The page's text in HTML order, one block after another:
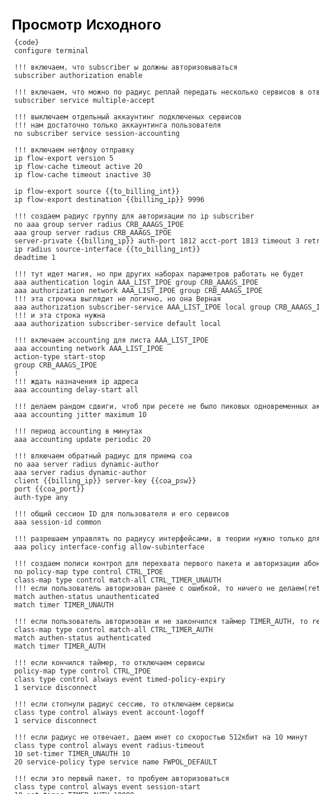
Просмотр Исходного
{code}
configure terminal
!!! включаем, что subscriber ы должны авторизовываться
subscriber authorization enable
!!! включаем, что можно по радиус реплай передать несколько сервисов в
subscriber service multiple-accept
!!! выключаем отдельный аккаунтинг подключеных сервисов
!!! нам достаточно только аккаунтинга пользователя
no subscriber service session-accounting
!!! включаем нетфлоу отправку
ip flow-export version 5
ip flow-cache timeout active 20
ip flow-cache timeout inactive 30
ip flow-export source {{to_billing_int}}
ip flow-export destination {{billing_ip}} 9996
!!! создаем радиус группу для авторизации по ip subscriber
no aaa group server radius CRB_AAAGS_IPOE
aaa group server radius CRB_AAAGS_IPOE
server-private {{billing_ip}} auth-port 1812 acct-port 1813 timeout 3
ip radius source-interface {{to_billing_int}}
deadtime 1
!!! тут идет магия, но при других наборах параметров работать не будет
aaa authentication login AAA_LIST_IPOE group CRB_AAAGS_IPOE
aaa authorization network AAA_LIST_IPOE group CRB_AAAGS_IPOE
!!! эта строчка выглядит не логично, но она Верная
aaa authorization subscriber-service AAA_LIST_IPOE local group
!!! и эта строка нужна
aaa authorization subscriber-service default local
!!! включаем accounting для листа AAA_LIST_IPOE
aaa accounting network AAA_LIST_IPOE
action-type start-stop
group CRB_AAAGS_IPOE
!
!!! ждать назначения ip адреса
aaa accounting delay-start all
!!! делаем рандом сдвиги, чтоб при ресете не было пиковых одновременных
aaa accounting jitter maximum 10
!!! период accounting в минутах
aaa accounting update periodic 20
!!! влкючаем обратный радиус для приема coa
no aaa server radius dynamic-author
aaa server radius dynamic-author
client {{billing_ip}} server-key {{coa_psw}}
port {{coa_port}}
auth-type any
!!! общий сессион ID для пользователя и его сервисов
aaa session-id common
!!! разрешаем управлять по радиусу интерфейсами, в теории нужно только
aaa policy interface-config allow-subinterface
!!! создаем полиси контрол для перехвата первого пакета и авторизации
no policy-map type control CTRL_IPOE
class-map type control match-all CTRL_TIMER_UNAUTH
!!! если пользователь авторизован ранее с ошибкой, то ничего не
match authen-status unauthenticated
match timer TIMER_UNAUTH
!!! если пользователь авторизован и не закончился таймер TIMER_AUTH, то
class-map type control match-all CTRL_TIMER_AUTH
match authen-status authenticated
match timer TIMER_AUTH
!!! если кончился таймер, то отключаем сервисы
policy-map type control CTRL_IPOE
class type control always event timed-policy-expiry
1 service disconnect
!!! если стопнули радиус сессию, то отключаем сервисы
class type control always event account-logoff
1 service disconnect
!!! если радиус не отвечает, даем инет со скоростью 512кбит на 10 минут
class type control always event radius-timeout
10 set-timer TIMER_UNAUTH 10
20 service-policy type service name FWPOL_DEFAULT
!!! если это первый пакет, то пробуем авторизоваться
class type control always event session-start